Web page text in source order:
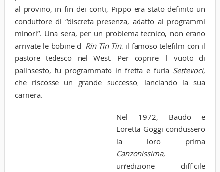
al provino, in fin dei conti, Pippo era stato definito un
conduttore di “discreta presenza, adatto ai programmi
minori”. Una sera, per un problema tecnico, non erano
arrivate le bobine di Rin Tin Tin, il famoso telefilm con il
pastore tedesco nel West. Per coprire il vuoto di
palinsesto, fu programmato in fretta e furia Settevoci,
che riscosse un grande successo, lanciando la sua
carriera.
Nel 1972, Baudo e
Loretta Goggi condussero
la loro prima
Canzonissima,
un’edizione difficile